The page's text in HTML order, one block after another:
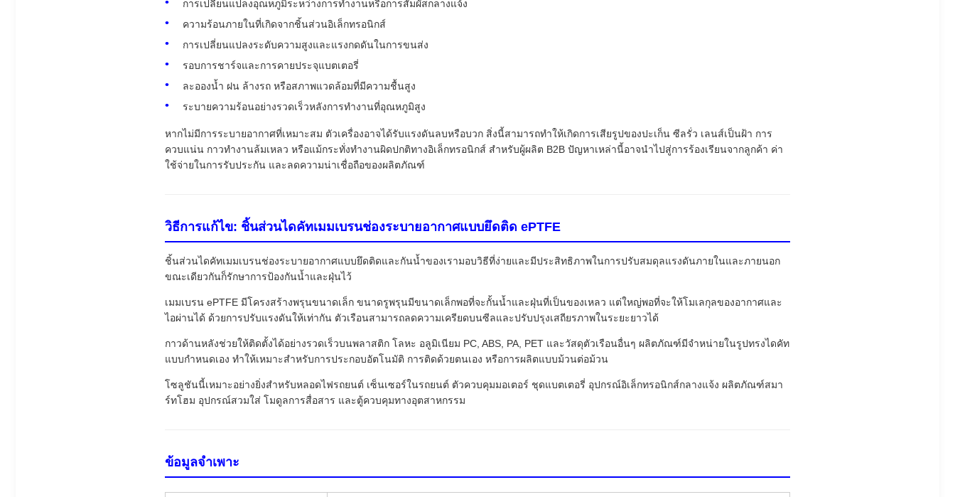
การเปลี่ยนแปลงอุณหภูมิระหว่างการทำงานหรือการสัมผัสกลางแจ้ง
ความร้อนภายในที่เกิดจากชิ้นส่วนอิเล็กทรอนิกส์
การเปลี่ยนแปลงระดับความสูงและแรงกดดันในการขนส่ง
รอบการชาร์จและการคายประจุแบตเตอรี่
ละอองน้ำ ฝน ล้างรถ หรือสภาพแวดล้อมที่มีความชื้นสูง
ระบายความร้อนอย่างรวดเร็วหลังการทำงานที่อุณหภูมิสูง
หากไม่มีการระบายอากาศที่เหมาะสม ตัวเครื่องอาจได้รับแรงดันลบหรือบวก สิ่งนี้สามารถทำให้เกิดการเสียรูปของปะเก็น ซีลรั่ว เลนส์เป็นฝ้า การ
ควบแน่น กาวทำงานล้มเหลว หรือแม้กระทั่งทำงานผิดปกติทางอิเล็กทรอนิกส์ สำหรับผู้ผลิต B2B ปัญหาเหล่านี้อาจนำไปสู่การร้องเรียนจากลูกค้า ค่า
ใช้จ่ายในการรับประกัน และลดความน่าเชื่อถือของผลิตภัณฑ์
วิธีการแก้ไข: ชิ้นส่วนไดคัทเมมเบรนช่องระบายอากาศแบบยึดติด ePTFE
ชิ้นส่วนไดคัทเมมเบรนช่องระบายอากาศแบบยึดติดและกันน้ำของเรามอบวิธีที่ง่ายและมีประสิทธิภาพในการปรับสมดุลแรงดันภายในและภายนอก
ขณะเดียวกันก็รักษาการป้องกันน้ำและฝุ่นไว้
เมมเบรน ePTFE มีโครงสร้างพรุนขนาดเล็ก ขนาดรูพรุนมีขนาดเล็กพอที่จะกั้นน้ำและฝุ่นที่เป็นของเหลว แต่ใหญ่พอที่จะให้โมเลกุลของอากาศและ
ไอผ่านได้ ด้วยการปรับแรงดันให้เท่ากัน ตัวเรือนสามารถลดความเครียดบนซีลและปรับปรุงเสถียรภาพในระยะยาวได้
กาวด้านหลังช่วยให้ติดตั้งได้อย่างรวดเร็วบนพลาสติก โลหะ อลูมิเนียม PC, ABS, PA, PET และวัสดุตัวเรือนอื่นๆ ผลิตภัณฑ์มีจำหน่ายในรูปทรงไดคัท
แบบกำหนดเอง ทำให้เหมาะสำหรับการประกอบอัตโนมัติ การติดด้วยตนเอง หรือการผลิตแบบม้วนต่อม้วน
โซลูชันนี้เหมาะอย่างยิ่งสำหรับหลอดไฟรถยนต์ เซ็นเซอร์ในรถยนต์ ตัวควบคุมมอเตอร์ ชุดแบตเตอรี่ อุปกรณ์อิเล็กทรอนิกส์กลางแจ้ง ผลิตภัณฑ์สมา
ร์ทโฮม อุปกรณ์สวมใส่ โมดูลการสื่อสาร และตู้ควบคุมทางอุตสาหกรรม
ข้อมูลจำเพาะ